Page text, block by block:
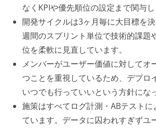
なくKPIや優先順位の設定まで関与し
開発サイクルは3ヶ月毎に大目標を
週間のスプリント単位で技術的課題
位を柔軟に見直しています。
メンバーがユーザー価値に対してオ
つことを重視しているため、デプロ
いつでも行っていいという方針にな
施策はすべてログ計測・ABテストに
ています。データに囚われすぎずユ